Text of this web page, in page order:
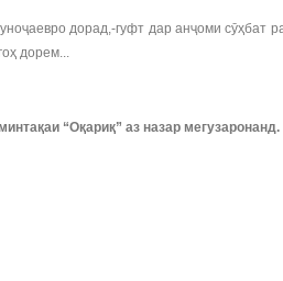
дорад,-гуфт дар анҷоми сӯҳбат
дорем...
“Оқариқ” аз назар мегузаронанд.